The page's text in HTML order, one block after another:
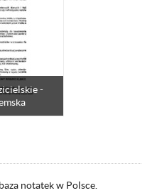
-
notatek w Polsce.